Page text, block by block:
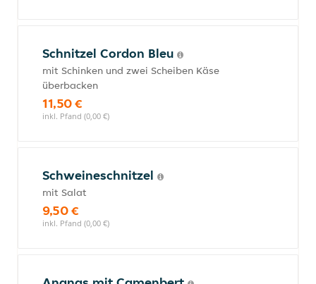
Schnitzel Cordon Bleu
mit Schinken und zwei Scheiben Käse
überbacken
11,50 €
inkl. Pfand (0,00 €)
Schweineschnitzel
mit Salat
9,50 €
inkl. Pfand (0,00 €)